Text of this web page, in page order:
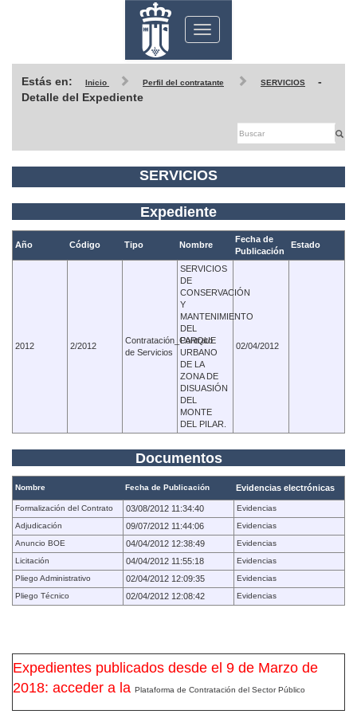
Toggle
navigation
Estás en: Inicio Perfil del contratante SERVICIOS
-
Detalle del Expediente
SERVICIOS
Expediente
Año Código Tipo Nombre
Fecha de
Publicación
Estado
2012 2/2012
Contratación_Contrato
de Servicios
SERVICIOS
DE
CONSERVACIÓN
Y
MANTENIMIENTO
DEL
PARQUE
URBANO
DE LA
ZONA DE
DISUASIÓN
DEL
MONTE
DEL PILAR.
02/04/2012
Documentos
Nombre Fecha de Publicación Evidencias electrónicas
Formalización del Contrato 03/08/2012 11:34:40
Evidencias
Adjudicación
09/07/2012 11:44:06
Evidencias
Anuncio BOE
04/04/2012 12:38:49
Evidencias
Licitación
04/04/2012 11:55:18
Evidencias
Pliego Administrativo
02/04/2012 12:09:35
Evidencias
Pliego Técnico
02/04/2012 12:08:42 Evidencias
Expedientes publicados desde el 9 de Marzo de
2018: acceder a la Plataforma de Contratación del Sector Público